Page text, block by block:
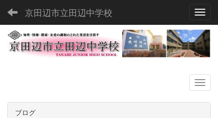
京田辺市立田辺中学校
ブログ